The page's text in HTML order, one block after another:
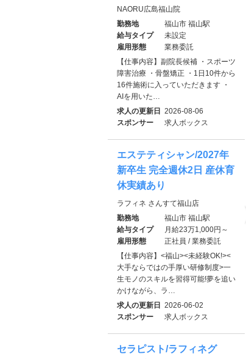
NAORU広島福山院
勤務地
福山市 福山駅
給与タイプ
未設定
雇用形態
業務委託
【仕事内容】副院長候補 ・スポーツ
障害治療 ・骨盤矯正 ・1日10件から
16件施術に入っていただきます ・
AIを用いた…
求人の更新日 2026-08-06
スポンサー
求人ボックス
エステティシャン/2027年
新卒生 完全週休2日 産休育
休実績あり
ラフィネ さんすて福山店
勤務地
福山市 福山駅
給与タイプ
月給23万1,000円～
雇用形態
正社員 / 業務委託
【仕事内容】<福山><未経験OK!><
大手ならではの手厚い研修制度>一
生モノのスキルを習得可能!夢を追い
かけながら、ラ…
求人の更新日 2026-06-02
スポンサー
求人ボックス
セラピスト/ラフィネグ